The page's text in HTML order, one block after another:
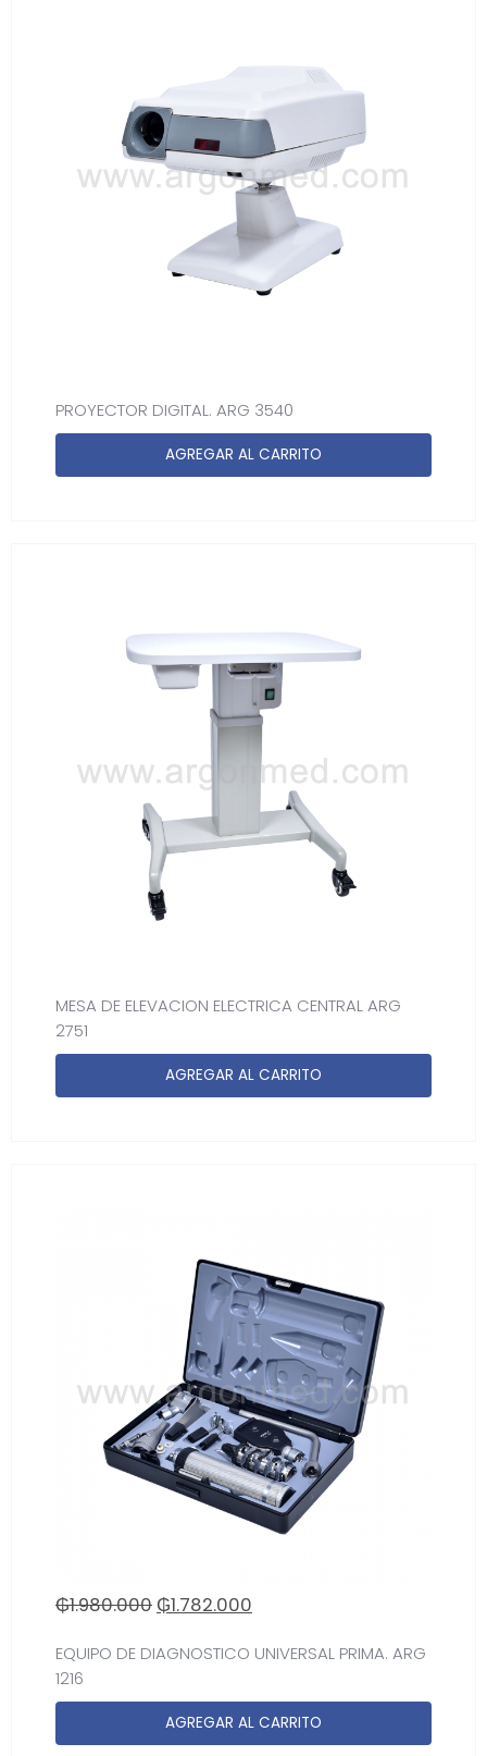
PROYECTOR DIGITAL. ARG 3540
AGREGAR AL CARRITO
MESA DE ELEVACION ELECTRICA CENTRAL ARG
2751
AGREGAR AL CARRITO
₲1.980.000 ₲1.782.000
EQUIPO DE DIAGNOSTICO UNIVERSAL PRIMA. ARG
1216
AGREGAR AL CARRITO